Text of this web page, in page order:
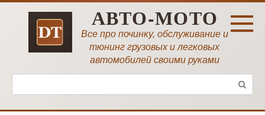
Перейти
АВТО-МОТО
Все про починку, обслуживание и
тюнинг грузовых и легковых
автомобилей своими руками
Поиск: